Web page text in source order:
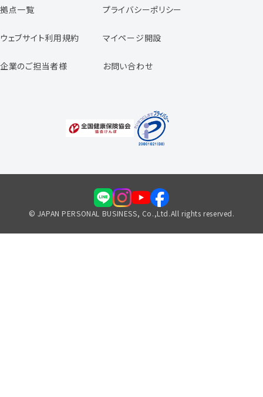
スタッフの声
専任コンサルタントの声
福利厚生のご案内
拠点一覧 プライバシーポリシー
ウェブサイト利用規約 マイページ開設
企業のご担当者様 お問い合わせ
© JAPAN PERSONAL BUSINESS, Co.,Ltd.All rights reserved.